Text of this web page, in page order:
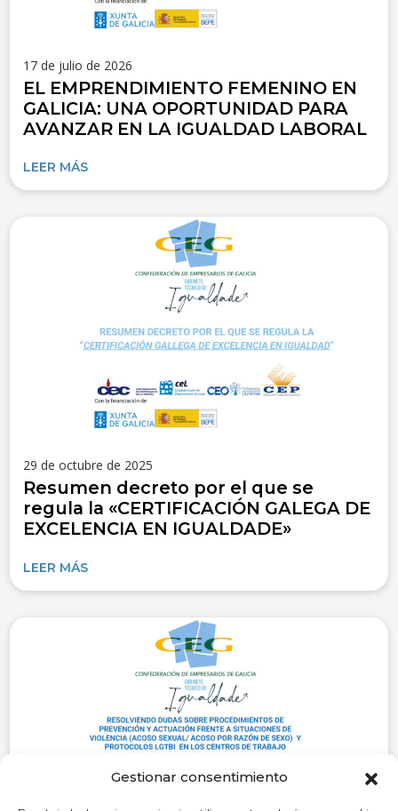
Gestionar consentimiento
17 de julio de 2026
EL EMPRENDIMIENTO FEMENINO EN
GALICIA: UNA OPORTUNIDAD PARA
AVANZAR EN LA IGUALDAD LABORAL
LEER MÁS
29 de octubre de 2025
Resumen decreto por el que se
regula la «CERTIFICACIÓN GALEGA DE
EXCELENCIA EN IGUALDADE»
LEER MÁS